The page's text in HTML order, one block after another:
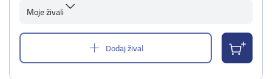
Moje živali
Dodaj žival